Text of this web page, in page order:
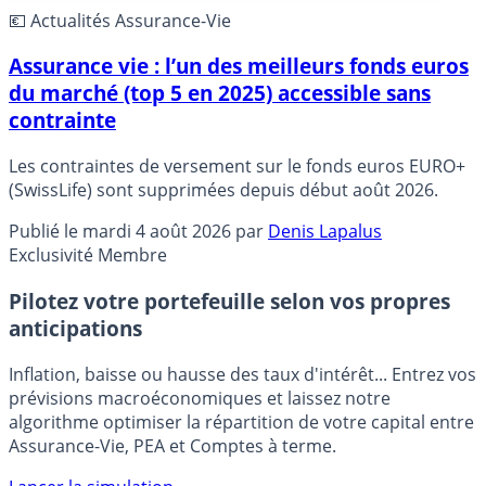
💶 Actualités Assurance-Vie
Assurance vie : l’un des meilleurs fonds euros
du marché (top 5 en 2025) accessible sans
contrainte
Les contraintes de versement sur le fonds euros EURO+
(SwissLife) sont supprimées depuis début août 2026.
Publié le mardi 4 août 2026 par Denis Lapalus
Exclusivité Membre
Pilotez votre portefeuille selon vos propres
anticipations
Inflation, baisse ou hausse des taux d'intérêt... Entrez vos
prévisions macroéconomiques et laissez notre
algorithme optimiser la répartition de votre capital entre
Assurance-Vie, PEA et Comptes à terme.